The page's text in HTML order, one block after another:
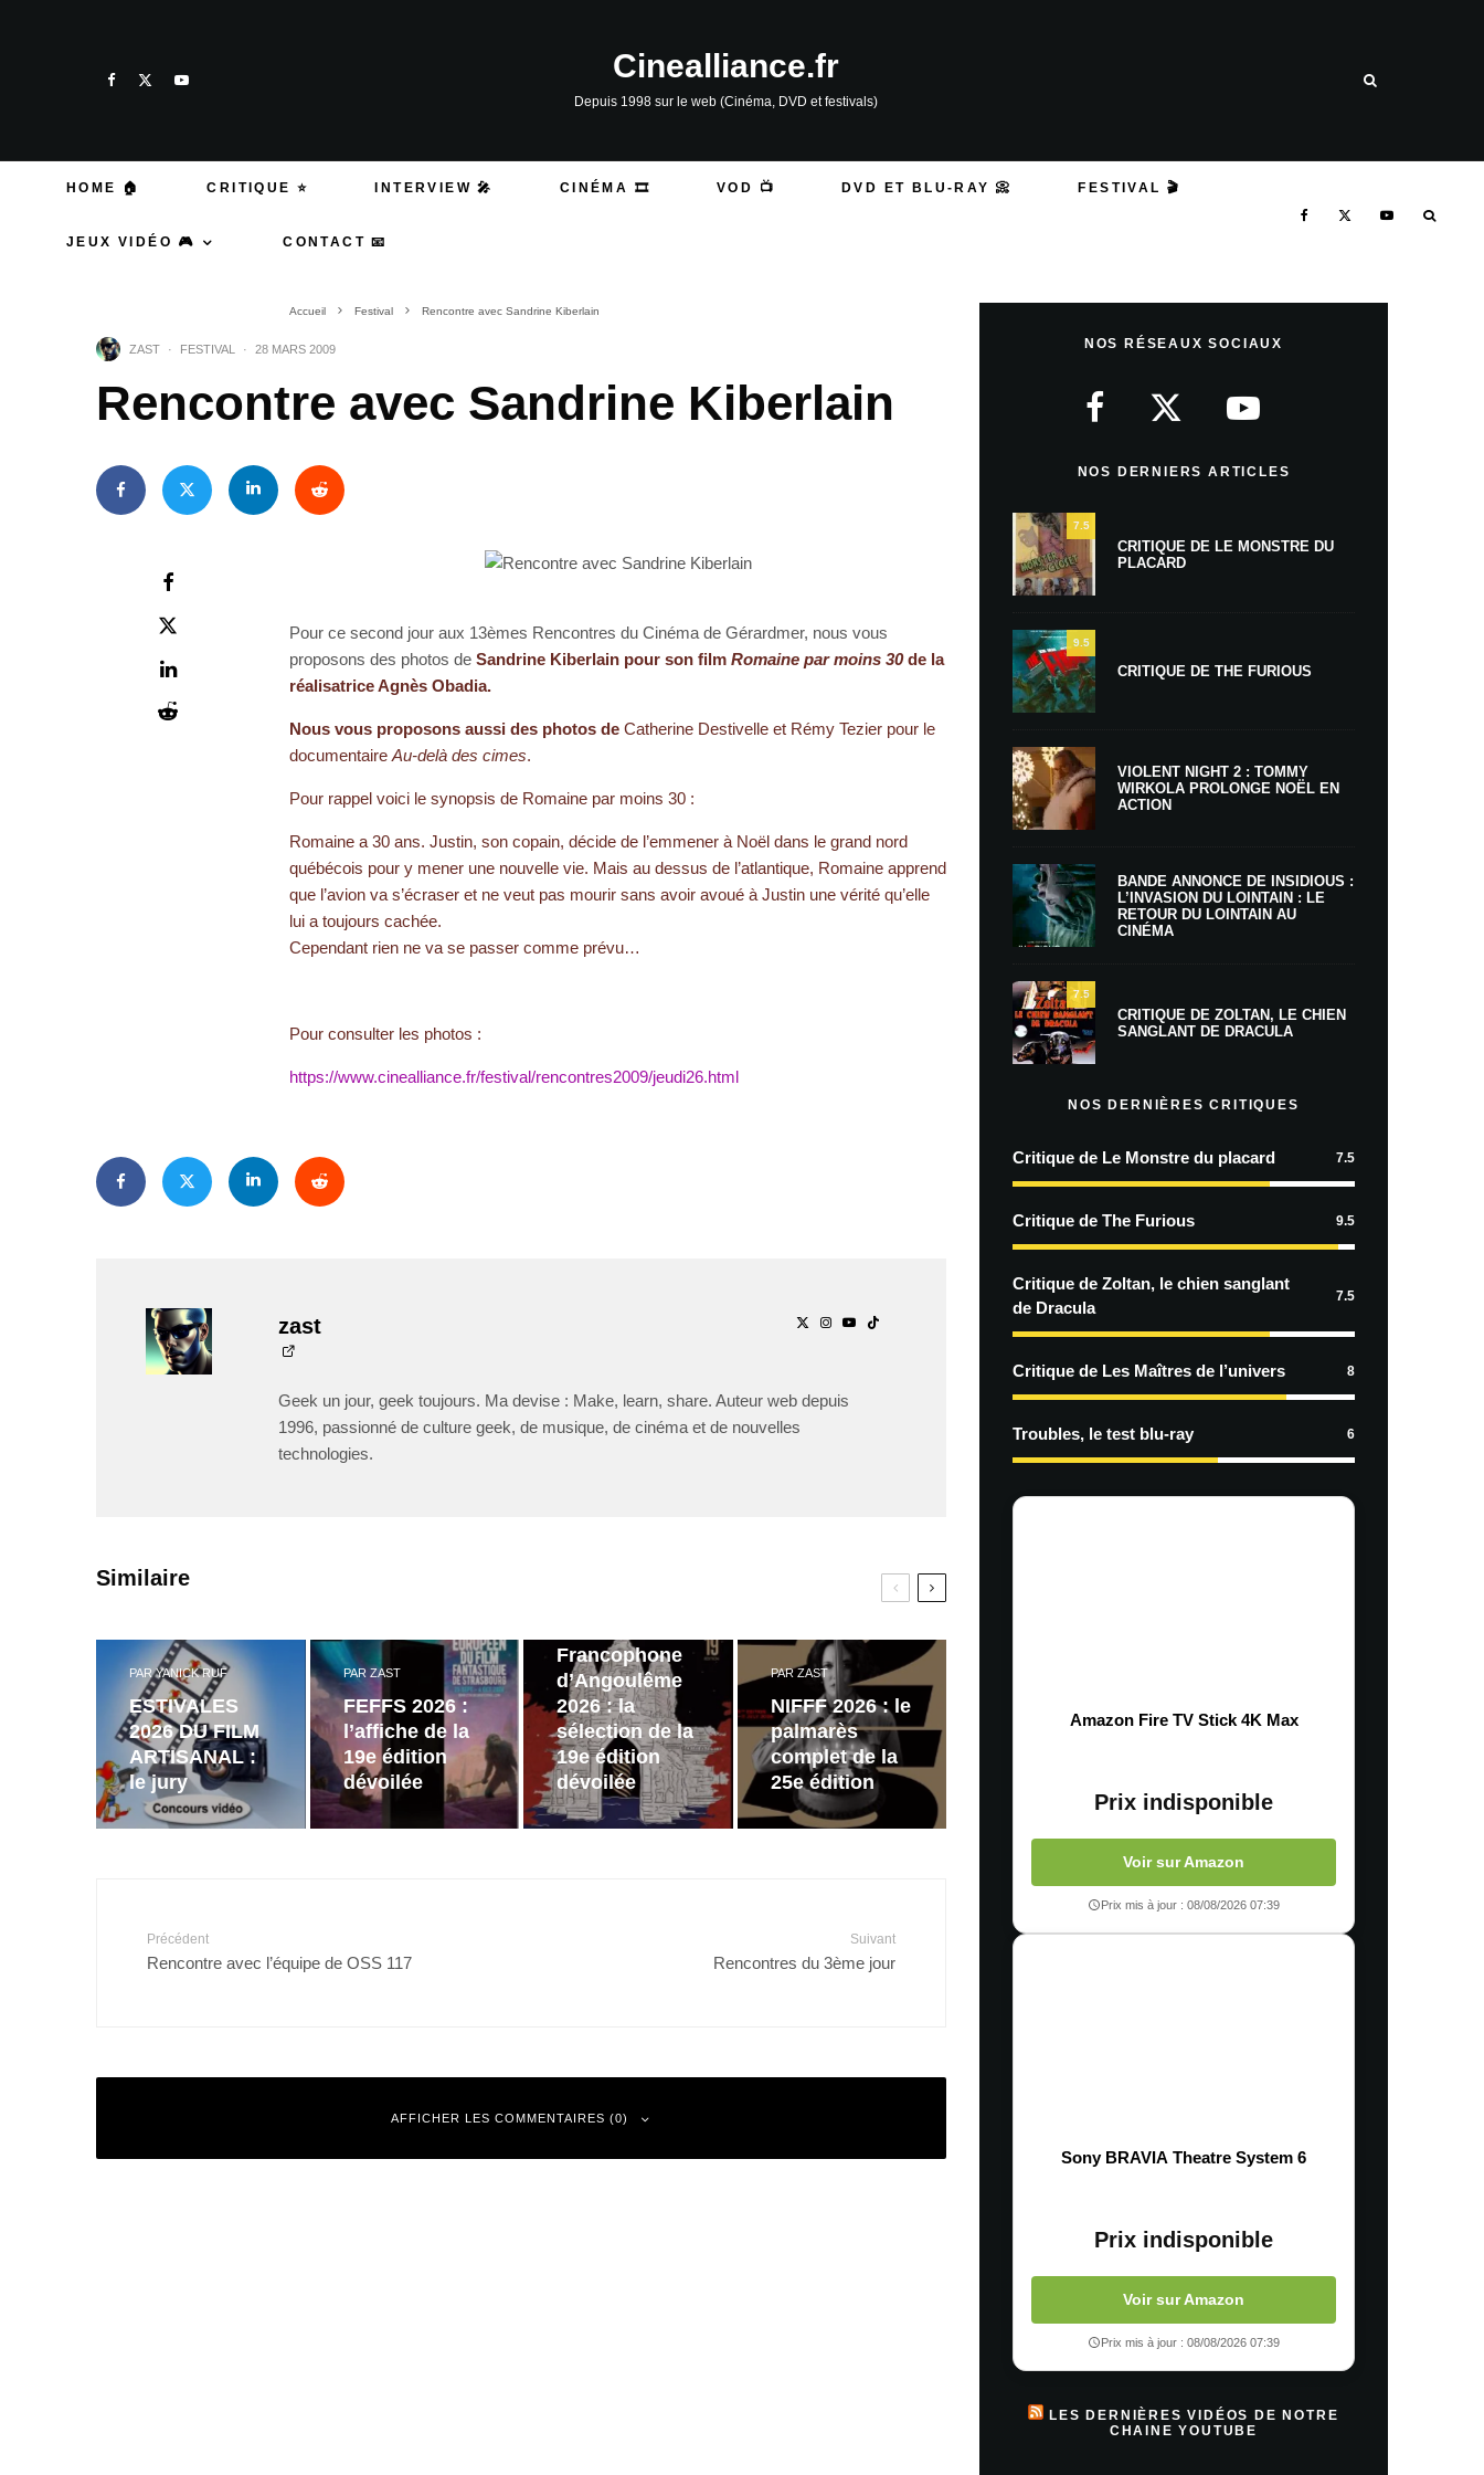
Cinealliance.fr
Depuis 1998 sur le web (Cinéma, DVD et festivals)
HOME 🏠 CRITIQUE ⭐ INTERVIEW 🎤 CINÉMA 🎞️ VOD 📺 DVD ET BLU-RAY 📀 FESTIVAL 🎬
JEUX VIDÉO 🎮 CONTACT 📧
Accueil Festival Rencontre avec Sandrine Kiberlain
ZAST · FESTIVAL · 28 MARS 2009
Rencontre avec Sandrine Kiberlain
Pour ce second jour aux 13èmes Rencontres du Cinéma de Gérardmer, nous vous
proposons des photos de Sandrine Kiberlain pour son film Romaine par moins 30de la
réalisatrice Agnès Obadia.
Nous vous proposons aussi des photos de Catherine Destivelle et Rémy Tezier pour le
documentaire Au-delà des cimes.
Pour rappel voici le synopsis de Romaine par moins 30 :
Romaine a 30 ans. Justin, son copain, décide de l’emmener à Noël dans le grand nord
québécois pour y mener une nouvelle vie. Mais au dessus de l’atlantique, Romaine apprend
que l’avion va s’écraser et ne veut pas mourir sans avoir avoué à Justin une vérité qu’elle
lui a toujours cachée.
Cependant rien ne va se passer comme prévu…
Pour consulter les photos :
https://www.cinealliance.fr/festival/rencontres2009/jeudi26.html
zast
Geek un jour, geek toujours. Ma devise : Make, learn, share. Auteur web depuis
1996, passionné de culture geek, de musique, de cinéma et de nouvelles
technologies.
Similaire
PARYANICK RUF
ESTIVALES
2026 DU FILM
ARTISANAL :
le jury
PAR ZAST
FEFFS 2026 :
l’affiche de la
19e édition
dévoilée
Francophone
d’Angoulême
2026 : la
sélection de la
19e édition
dévoilée
PARZAST
NIFFF 2026 : le
palmarès
complet de la
25e édition
Précédent
Rencontre avec l’équipe de OSS 117
Suivant
Rencontres du 3ème jour
AFFICHER LES COMMENTAIRES (0)
NOS RÉSEAUX SOCIAUX
NOS DERNIERS ARTICLES
7.5
CRITIQUE DE LE MONSTRE DU
PLACARD
9.5
CRITIQUE DE THE FURIOUS
VIOLENT NIGHT 2 : TOMMY
WIRKOLA PROLONGE NOËL EN
ACTION
BANDE ANNONCE DE INSIDIOUS :
L’INVASION DU LOINTAIN : LE
RETOUR DU LOINTAIN AU
CINÉMA
7.5
CRITIQUE DE ZOLTAN, LE CHIEN
SANGLANT DE DRACULA
NOS DERNIÈRES CRITIQUES
Critique de Le Monstre du placard 7.5
Critique de The Furious 9.5
Critique de Zoltan, le chien sanglant
de Dracula
7.5
Critique de Les Maîtres de l’univers 8
Troubles, le test blu-ray 6
Amazon Fire TV Stick 4K Max
Prix indisponible
Voir sur Amazon
Prix mis à jour : 08/08/2026 07:39
Sony BRAVIA Theatre System 6
Prix indisponible
Voir sur Amazon
Prix mis à jour : 08/08/2026 07:39
LES DERNIÈRES VIDÉOS DE NOTRE
CHAINE YOUTUBE